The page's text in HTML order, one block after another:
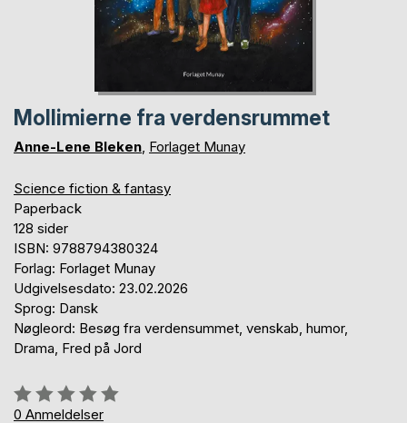
Mollimierne fra verdensrummet
Anne-Lene Bleken, Forlaget Munay
Science fiction & fantasy
Paperback
128 sider
ISBN: 9788794380324
Forlag: Forlaget Munay
Udgivelsesdato: 23.02.2026
Sprog: Dansk
Nøgleord: Besøg fra verdensummet, venskab, humor,
Drama, Fred på Jord
Anmeldelse::
0%
0 Anmeldelser